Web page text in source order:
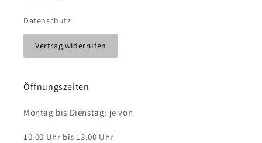
Datenschutz
Vertrag widerrufen
Öffnungszeiten
Montag bis Dienstag: je von
10.00 Uhr bis 13.00 Uhr